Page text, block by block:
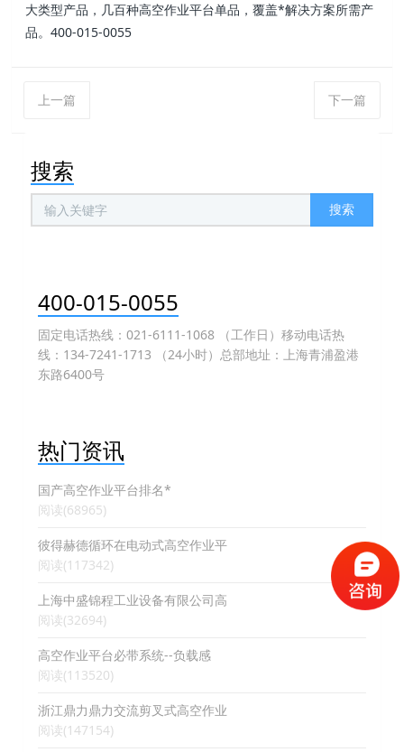
大类型产品，几百种高空作业平台单品，覆盖*解决方案所需产
品。400-015-0055
上一篇 下一篇
搜索
搜索
400-015-0055
固定电话热线：021-6111-1068 （工作日）移动电话热
线：134-7241-1713 （24小时）总部地址：上海青浦盈港
东路6400号
热门资讯
国产高空作业平台排名*
阅读(68965)
彼得赫德循环在电动式高空作业平
阅读(117342)
上海中盛锦程工业设备有限公司高
阅读(32694)
高空作业平台必带系统--负载感
阅读(113520)
浙江鼎力鼎力交流剪叉式高空作业
阅读(147154)